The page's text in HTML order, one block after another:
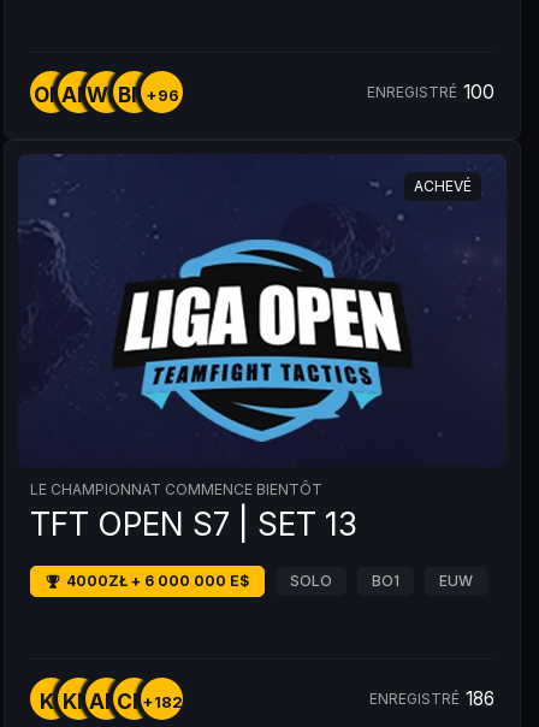
OMAMWMBM+96 ENREGISTRÉ 100
ACHEVÉ
LE CHAMPIONNAT COMMENCE BIENTÔT
TFT OPEN S7 | SET 13
4000ZŁ + 6 000 000 E$ SOLO BO1 EUW
K1KMAMCM+182 ENREGISTRÉ 186